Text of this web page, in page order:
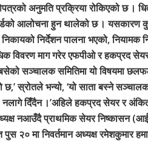
अनुमति प्रक्रिया रोकिएको छ ।
आलोचना हुन थालेको छ ।
निर्देशन पालना भएको,
विवरण माग गरेर एफपीओ र हकप्रद
सञ्चालक समितिमा यो विषयमा
स्रोतले भन्यो, ‘यो साता बस्ने
दिँदैन ।’अहिले हकप्रद सेयर र
नआउँदै प्राथमिक सेयर निष्कासन
२० मा निवर्तमान अध्यक्ष रमेशकुमार